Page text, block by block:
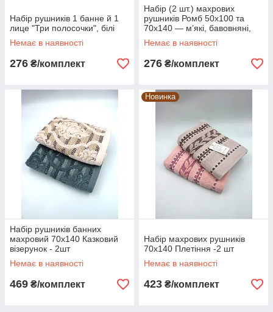
Всі рушники мають загальне стильове
спрямування і дизайн. У всіх домочадців
будуть однакові, але різного розміру рушники.
Рушники високої якості точно прослужать
високотехнологічному обладнанні.
Ми реалізуємо товари безпосередньо від
виробника, що дозволяє отримувати вироби
за доступною вартості.
аксесуарів для ванни, досить відвідати онлайн-
Набір рушників 1 банне й 1
лице "Три полосочки", білі
Немає в наявності
276 ₴/комплект
Набір (2 шт.) махрових
рушників Ромб 50x100 та
70х140 — м’які, бавовняні,
для ванни, рук та лиця
Немає в наявності
276 ₴/комплект
Набір рушників банних
махровий 70х140 Казковий
візерунок - 2шт
Немає в наявності
469 ₴/комплект
Новинка
Набір махрових рушників
70х140 Плетіння -2 шт
Немає в наявності
423 ₴/комплект